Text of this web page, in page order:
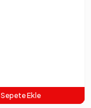
Sepete Ekle